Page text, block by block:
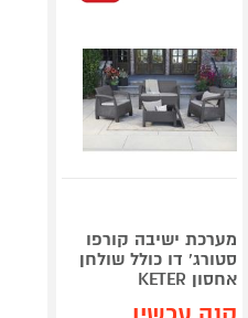
מערכת ישיבה קורפו
סטורג' דו כולל שולחן
אחסון KETER